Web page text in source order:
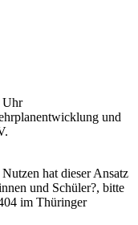
Uhr
und
hat dieser Ansatz
und Schüler?, bitte
im Thüringer